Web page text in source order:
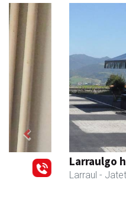
Larraulgo herri ostatua
Larraul - Jatetxeak
Previous